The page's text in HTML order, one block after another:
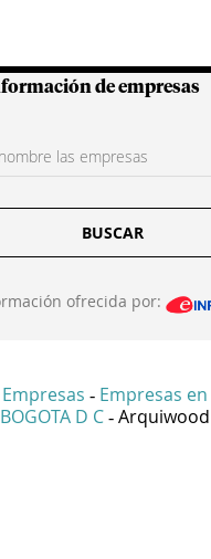
de empresas
BUSCAR
ofrecida por:
- Empresas en
D C -